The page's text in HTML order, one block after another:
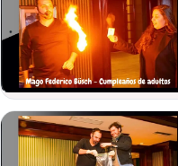
entretenimiento que
e inteligente, logrando
se enganchen y disfruten
(Duración: 30 min.)
Si tu evento también
conocer su propuesta
Presupuestos y